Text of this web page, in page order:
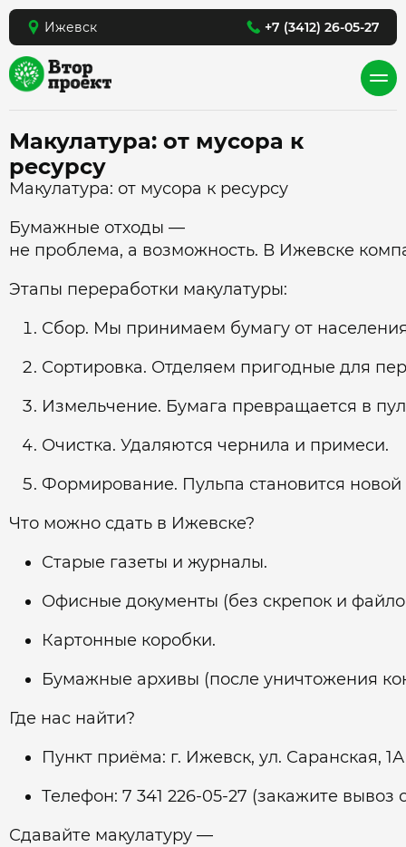
Ижевск +7 (3412) 26-05-27
Макулатура: от мусора к
ресурсу
Макулатура: от мусора к ресурсу
Бумажные отходы —
не проблема, а возможность. В Ижевске
Этапы переработки макулатуры:
Сбор. Мы принимаем бумагу от
Сортировка. Отделяем пригодные для
Измельчение. Бумага превращается в
Очистка. Удаляются чернила и примеси.
Формирование. Пульпа становится
Что можно сдать в Ижевске?
Старые газеты и журналы.
Офисные документы (без скрепок и
Картонные коробки.
Бумажные архивы (после уничтожения
Где нас найти?
Пункт приёма: г. Ижевск, ул. Саранская,
Телефон: 7 341 226‑05‑27 (закажите вывоз
Сдавайте макулатуру —